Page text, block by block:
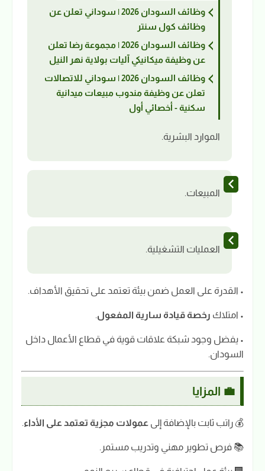
وظائف السودان 2026 | سوداني تعلن عن
وظائف كول سنتر
وظائف السودان 2026 | مجموعة رضا تعلن
عن وظيفة ميكانيكي آليات بولاية نهر النيل
وظائف السودان 2026 | سوداني للاتصالات
تعلن عن وظيفة مندوب مبيعات ميدانية
سكنية - أخصائي أول
الموارد البشرية.
المبيعات.
العمليات التشغيلية.
• القدرة على العمل ضمن بيئة تعتمد على تحقيق الأهداف.
• امتلاك رخصة قيادة سارية المفعول.
• يفضل وجود شبكة علاقات قوية في قطاع الأعمال داخل
السودان.
💼 المزايا
💰 راتب ثابت بالإضافة إلى عمولات مجزية تعتمد على الأداء.
📚 فرص تطوير مهني وتدريب مستمر.